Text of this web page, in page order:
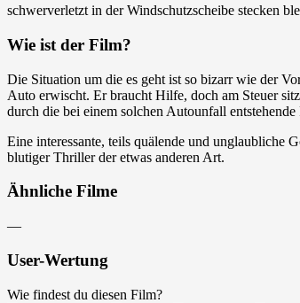
schwerverletzt in der Windschutzscheibe stecken
Wie ist der Film?
Die Situation um die es geht ist so bizarr wie der
Auto erwischt. Er braucht Hilfe, doch am Steuer
durch die bei einem solchen Autounfall
Eine interessante, teils quälende und unglaubliche
blutiger Thriller der etwas anderen Art.
Ähnliche Filme
—
User-Wertung
Wie findest du diesen Film?